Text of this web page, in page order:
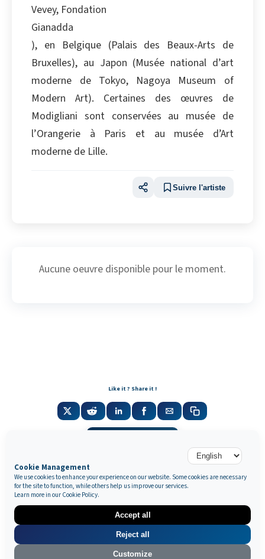
Vevey, Fondation
Gianadda
), en Belgique (Palais des Beaux-Arts de
Bruxelles), au Japon (Musée national d’art
moderne de Tokyo, Nagoya Museum of
Modern Art). Certaines des œuvres de
Modigliani sont conservées au musée de
l’Orangerie à Paris et au musée d’Art
moderne de Lille.
Suivre l'artiste
Aucune oeuvre disponible pour le moment.
Like it ? Share it !
Galerie Marek & Sons
Maurice Mielniczuk et Elise Vignault
© 2026 © SAS MAREK AND SONS. Tous droits réservés.
App par Lock •
Cookie Management
We use cookies to enhance your experience on our website. Some cookies are necessary
for the site to function, while others help us improve our services.
Learn more in our Cookie Policy.
Accept all
Reject all
Customize